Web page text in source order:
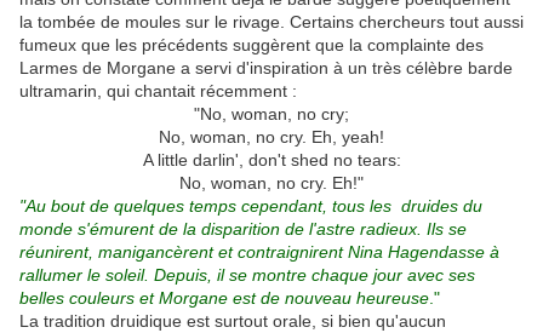
la tombée de moules sur le rivage. Certains chercheurs tout aussi
fumeux que les précédents suggèrent que la complainte des
Larmes de Morgane a servi d'inspiration à un très célèbre barde
ultramarin, qui chantait récemment :
"No, woman, no cry;
No, woman, no cry. Eh, yeah!
A little darlin', don't shed no tears:
No, woman, no cry. Eh!"
"Au bout de quelques temps cependant, tous les druides du
monde s'émurent de la disparition de l'astre radieux. Ils se
réunirent, manigancèrent et contraignirent Nina Hagendasse à
rallumer le soleil. Depuis, il se montre chaque jour avec ses
belles couleurs et Morgane est de nouveau heureuse ."
La tradition druidique est surtout orale, si bien qu'aucun